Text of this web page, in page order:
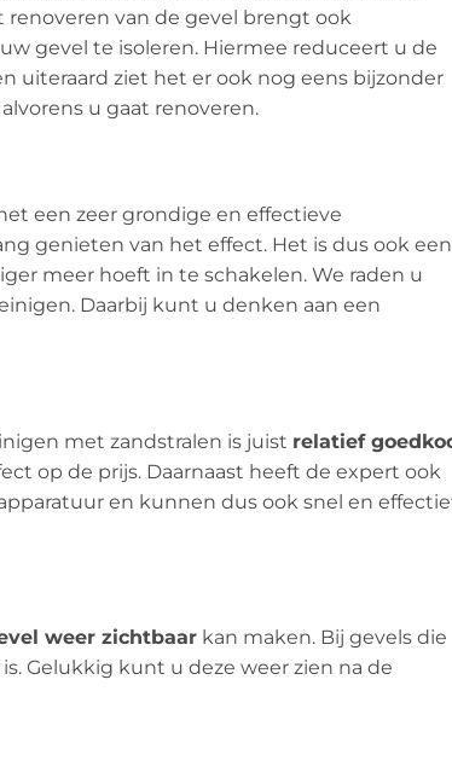
renoveren van de gevel brengt ook
gevel te isoleren. Hiermee reduceert u de
uiteraard ziet het er ook nog eens bijzonder
u gaat renoveren.
een zeer grondige en effectieve
genieten van het effect. Het is dus ook een
meer hoeft in te schakelen. We raden u
Daarbij kunt u denken aan een
met zandstralen is juist relatief
op de prijs. Daarnaast heeft de expert ook
en kunnen dus ook snel en
weer zichtbaar kan maken. Bij gevels die
Gelukkig kunt u deze weer zien na de